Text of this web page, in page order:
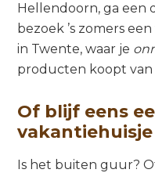
Hellendoorn, ga een
bezoek ’s zomers
in Twente, waar je
producten koopt van
Of blijf eens
vakantiehuisje
Is het buiten guur?